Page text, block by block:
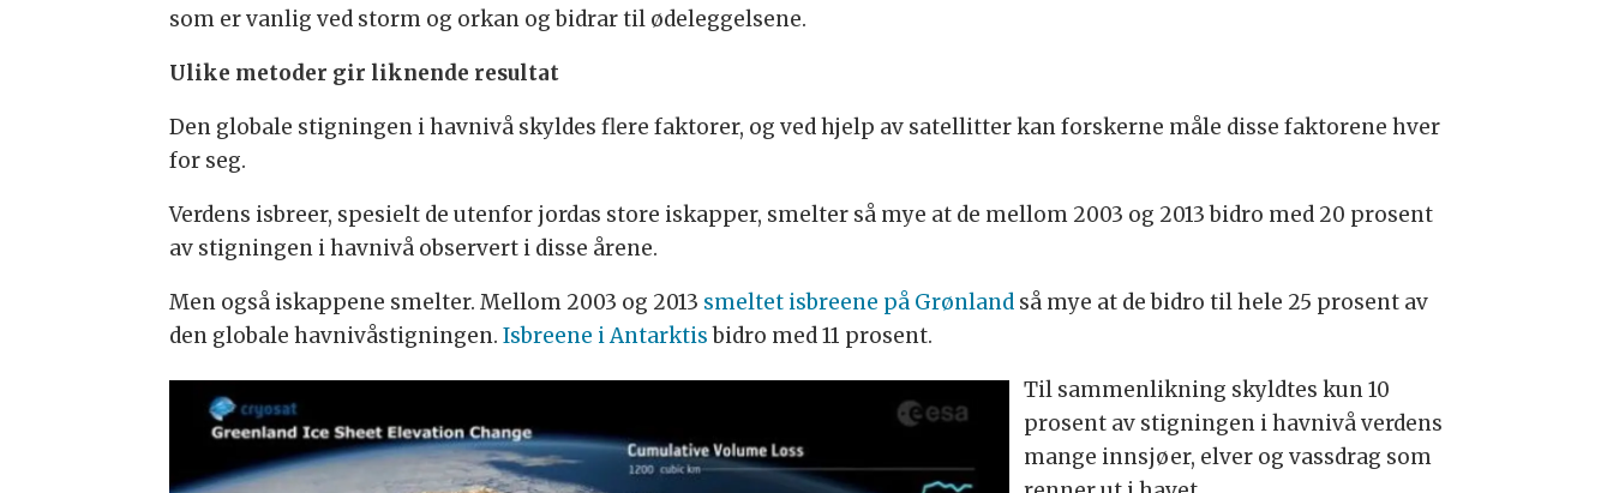
som er vanlig ved storm og orkan og bidrar til ødeleggelsene.
Ulike metoder gir liknende resultat
Den globale stigningen i havnivå skyldes flere faktorer, og ved hjelp av satellitter kan forskerne måle disse faktorene hver
for seg.
Verdens isbreer, spesielt de utenfor jordas store iskapper, smelter så mye at de mellom 2003 og 2013 bidro med 20 prosent
av stigningen i havnivå observert i disse årene.
Men også iskappene smelter. Mellom 2003 og 2013 smeltet isbreene på Grønlandså mye at de bidro til hele 25 prosent av
den globale havnivåstigningen. Isbreene i Antarktisbidro med 11 prosent.
Til sammenlikning skyldtes kun 10
prosent av stigningen i havnivå verdens
mange innsjøer, elver og vassdrag som